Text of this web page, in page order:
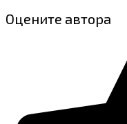
Оцените автора